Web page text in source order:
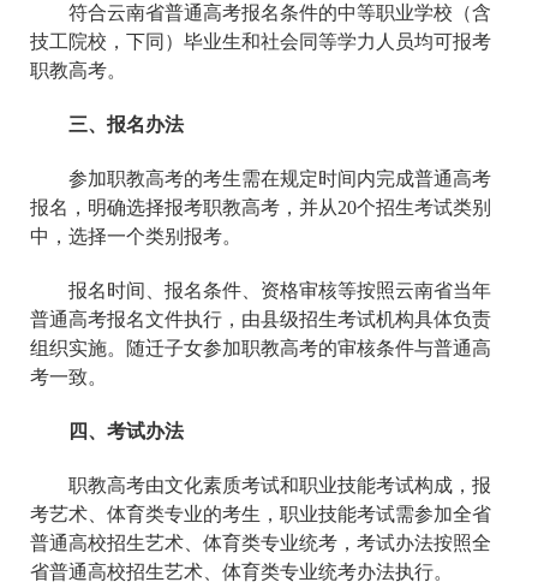
符合云南省普通高考报名条件的中等职业学校（含
技工院校，下同）毕业生和社会同等学力人员均可报考
职教高考。
三、报名办法
参加职教高考的考生需在规定时间内完成普通高考
报名，明确选择报考职教高考，并从20个招生考试类别
中，选择一个类别报考。
报名时间、报名条件、资格审核等按照云南省当年
普通高考报名文件执行，由县级招生考试机构具体负责
组织实施。随迁子女参加职教高考的审核条件与普通高
考一致。
四、考试办法
职教高考由文化素质考试和职业技能考试构成，报
考艺术、体育类专业的考生，职业技能考试需参加全省
普通高校招生艺术、体育类专业统考，考试办法按照全
省普通高校招生艺术、体育类专业统考办法执行。